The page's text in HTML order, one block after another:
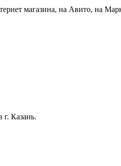
магазина, на Авито, на
Казань.